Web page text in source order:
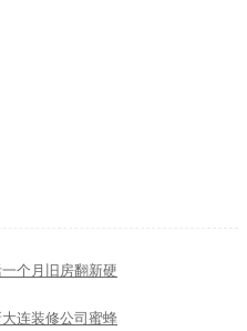
个月旧房翻新硬
连装修公司蜜蜂